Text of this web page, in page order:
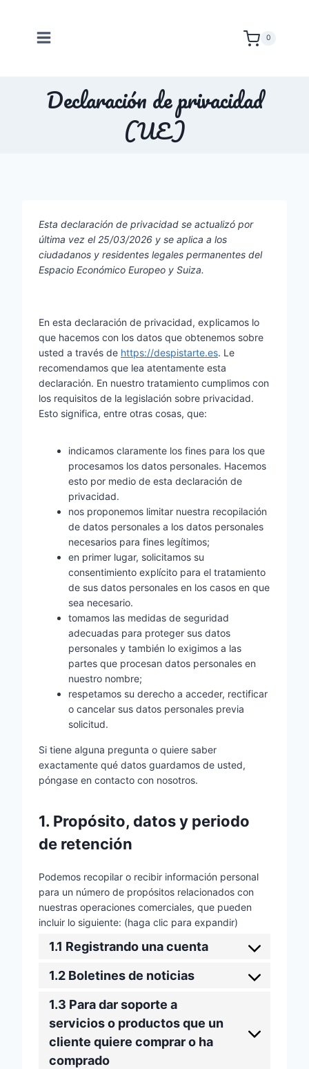
contenido
0
Declaración de privacidad
(UE)
Esta declaración de privacidad se actualizó por
última vez el 25/03/2026 y se aplica a los
ciudadanos y residentes legales permanentes del
Espacio Económico Europeo y Suiza.
En esta declaración de privacidad, explicamos lo
que hacemos con los datos que obtenemos sobre
usted a través de https://despistarte.es. Le
recomendamos que lea atentamente esta
declaración. En nuestro tratamiento cumplimos con
los requisitos de la legislación sobre privacidad.
Esto significa, entre otras cosas, que:
indicamos claramente los fines para los que
procesamos los datos personales. Hacemos
esto por medio de esta declaración de
privacidad.
nos proponemos limitar nuestra recopilación
de datos personales a los datos personales
necesarios para fines legítimos;
en primer lugar, solicitamos su
consentimiento explícito para el tratamiento
de sus datos personales en los casos en que
sea necesario.
tomamos las medidas de seguridad
adecuadas para proteger sus datos
personales y también lo exigimos a las
partes que procesan datos personales en
nuestro nombre;
respetamos su derecho a acceder, rectificar
o cancelar sus datos personales previa
solicitud.
Si tiene alguna pregunta o quiere saber
exactamente qué datos guardamos de usted,
póngase en contacto con nosotros.
1. Propósito, datos y periodo
de retención
Podemos recopilar o recibir información personal
para un número de propósitos relacionados con
nuestras operaciones comerciales, que pueden
incluir lo siguiente: (haga clic para expandir)
1.1 Registrando una cuenta
1.2 Boletines de noticias
1.3 Para dar soporte a
servicios o productos que un
cliente quiere comprar o ha
comprado